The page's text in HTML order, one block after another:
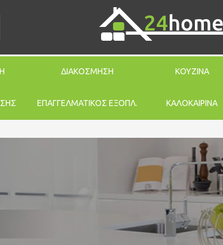
ΔΙΑΚΟΣΜΗΣΗ ΚΟΥΖΙΝΑ
ΕΠΑΓΓΕΛΜΑΤΙΚΟΣ ΕΞΟΠΛ. ΚΑΛΟΚΑΙΡΙΝΑ